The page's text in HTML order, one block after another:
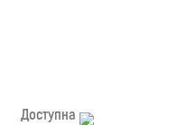
Доступна